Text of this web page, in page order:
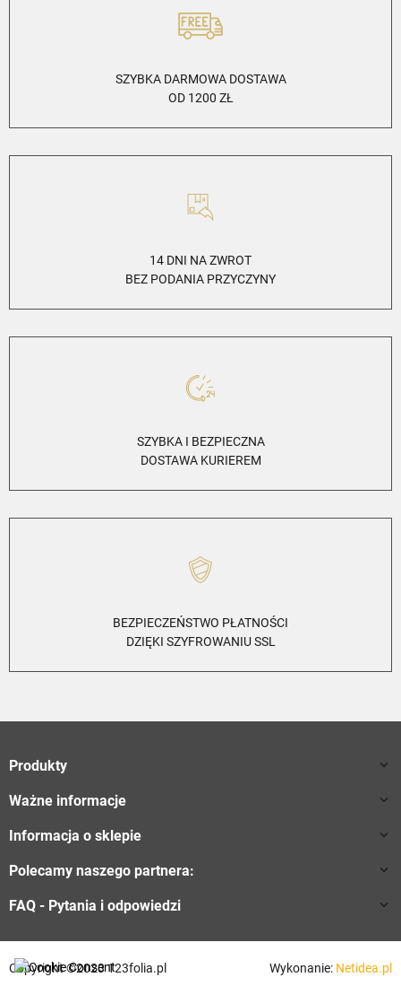
SZYBKA DARMOWA DOSTAWA
OD 1200 ZŁ
14 DNI NA ZWROT
BEZ PODANIA PRZYCZYNY
SZYBKA I BEZPIECZNA
DOSTAWA KURIEREM
BEZPIECZEŃSTWO PŁATNOŚCI
DZIĘKI SZYFROWANIU SSL
Produkty 
Ważne informacje 
Informacja o sklepie 
Polecamy naszego partnera: 
FAQ - Pytania i odpowiedzi 
Copyright ©2023 123folia.pl Wykonanie: Netidea.pl